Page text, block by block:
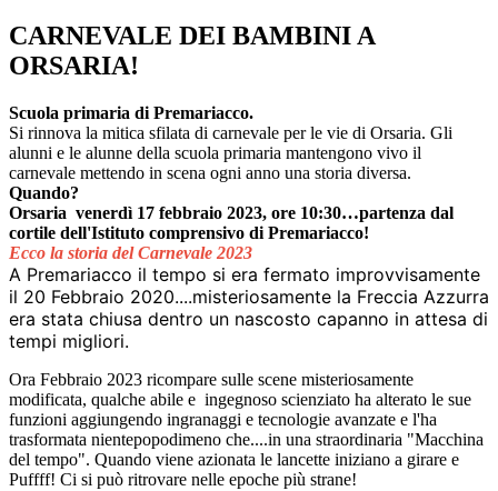
CARNEVALE DEI BAMBINI A
ORSARIA!
Scuola primaria di Premariacco.
Si rinnova la mitica sfilata di carnevale per le vie di Orsaria. Gli
alunni e le alunne della scuola primaria mantengono vivo il
carnevale mettendo in scena ogni anno una storia diversa.
Quando?
Orsaria venerdì 17 febbraio 2023, ore 10:30…partenza dal
cortile dell'Istituto comprensivo di Premariacco!
Ecco la storia del Carnevale 2023
A Premariacco il tempo si era fermato improvvisamente
il 20 Febbraio 2020....misteriosamente la Freccia Azzurra
era stata chiusa dentro un nascosto capanno in attesa di
tempi migliori.
Ora Febbraio 2023 ricompare sulle scene misteriosamente
modificata, qualche abile e ingegnoso scienziato ha alterato le sue
funzioni aggiungendo ingranaggi e tecnologie avanzate e l'ha
trasformata nientepopodimeno che....in una straordinaria "Macchina
del tempo". Quando viene azionata le lancette iniziano a girare e
Puffff! Ci si può ritrovare nelle epoche più strane!